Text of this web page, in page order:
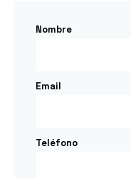
Nombre
Email
Teléfono